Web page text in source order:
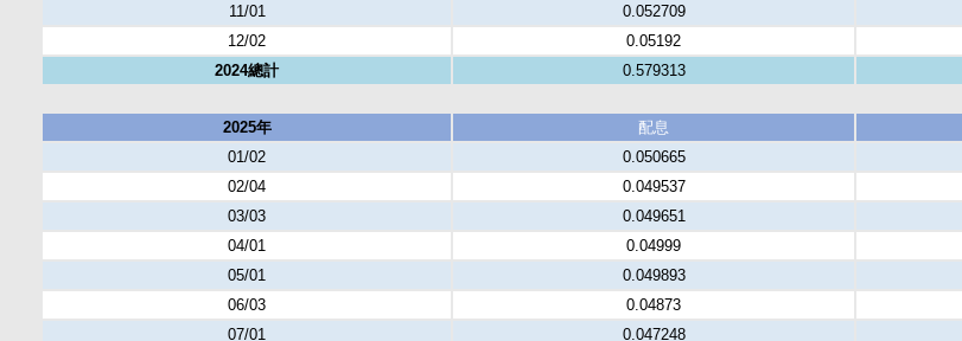
11/01
0.052709
12/02
0.05192
2024總計
0.579313
2025年 配息
01/02
0.050665
02/04
0.049537
03/03
0.049651
04/01
0.04999
05/01
0.049893
06/03
0.04873
07/01
0.047248